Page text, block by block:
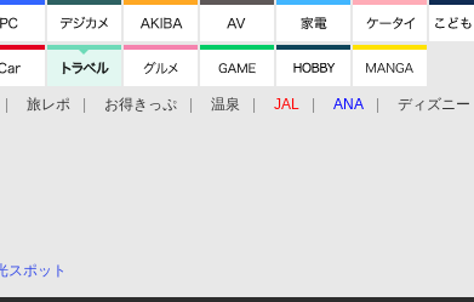
旅レポ お得きっぷ 温泉 JAL ANA ディズニー
スポット